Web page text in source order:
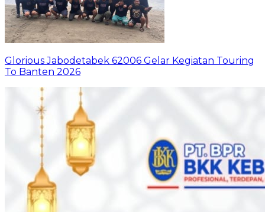
Glorious Jabodetabek 62006 Gelar Kegiatan Touring
To Banten 2026